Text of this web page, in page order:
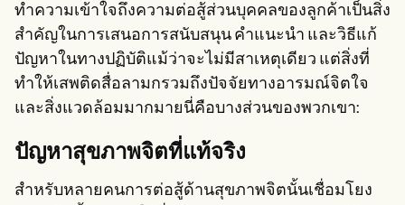
ทำความเข้าใจถึงความต่อสู้ส่วนบุคคลของลูกค้าเป็นสิ่ง
สำคัญในการเสนอการสนับสนุน คำแนะนำ และวิธีแก้
ปัญหาในทางปฏิบัติแม้ว่าจะไม่มีสาเหตุเดียว แต่สิ่งที่
ทำให้เสพติดสื่อลามกรวมถึงปัจจัยทางอารมณ์จิตใจ
และสิ่งแวดล้อมมากมายนี่คือบางส่วนของพวกเขา:
ปัญหาสุขภาพจิตที่แท้จริง
สำหรับหลายคนการต่อสู้ด้านสุขภาพจิตนั้นเชื่อมโยง